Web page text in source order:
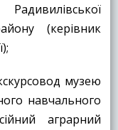
(керівник
музею
навчального
аграрний